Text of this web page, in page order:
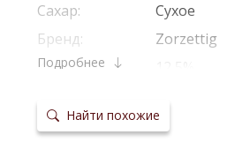
Сахар:
Сухое
Бренд:
Zorzettig
Крепость:
Виноград:
Пино Гриджио
Подробнее
Найти похожие